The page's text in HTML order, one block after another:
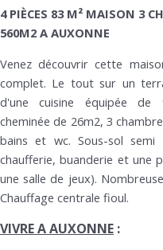
4 PIÈCES 83 M² MAISON 3
560M2 A AUXONNE
Venez découvrir cette
complet. Le tout sur un
d'une cuisine équipée de
cheminée de 26m2, 3
bains et wc. Sous-sol semi
chaufferie, buanderie et une
une salle de jeux).
Chauffage centrale fioul.
VIVRE A AUXONNE :